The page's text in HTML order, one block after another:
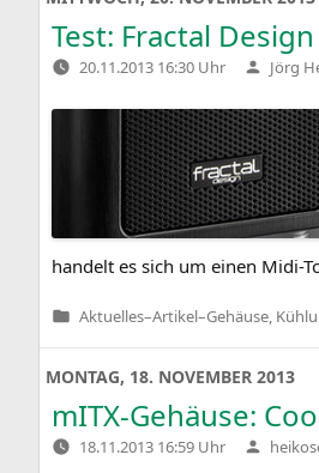
Test: Fractal
20.11.2013 16:30 Uhr
von
Jörg
han­delt es sich um einen Midi-
Veröffentlicht
Aktuelles–Artikel–Gehäuse,
MONTAG, 18. NOVEMBER 2013
mITX-Gehäuse:
18.11.2013 16:59 Uhr
von